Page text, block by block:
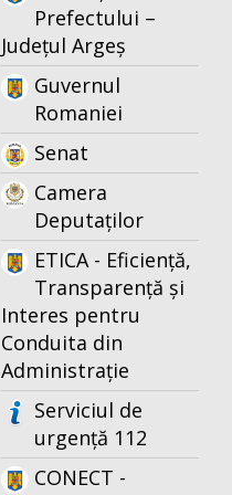
Prefectului –
Județul Argeș
Guvernul
Romaniei
Senat
Camera
Deputaților
ETICA - Eficiență,
Transparență și
Interes pentru
Conduita din
Administrație
Serviciul de
urgență 112
CONECT -